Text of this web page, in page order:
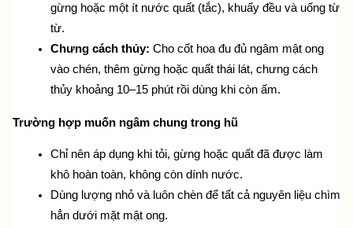
gừng hoặc một ít nước quất (tắc), khuấy đều và uống từ
từ.
Chưng cách thủy: Cho cốt hoa đu đủ ngâm mật ong
vào chén, thêm gừng hoặc quất thái lát, chưng cách
thủy khoảng 10–15 phút rồi dùng khi còn ấm.
Trường hợp muốn ngâm chung trong hũ
Chỉ nên áp dụng khi tỏi, gừng hoặc quất đã được làm
khô hoàn toàn, không còn dính nước.
Dùng lượng nhỏ và luôn chèn để tất cả nguyên liệu chìm
hẳn dưới mặt mật ong.